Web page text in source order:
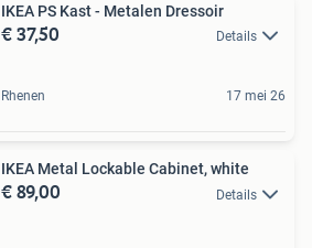
IKEA PS Kast - Metalen Dressoir
€ 37,50 Details
Rhenen 17 mei 26
IKEA Metal Lockable Cabinet, white
€ 89,00 Details